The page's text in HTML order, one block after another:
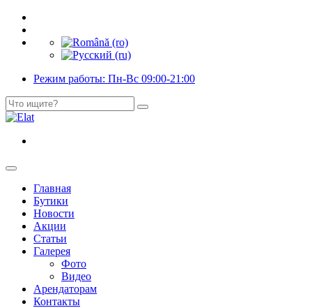
Режим работы: Пн-Вс 09:00-21:00
Главная
Бутики
Новости
Акции
Статьи
Галерея
Фото
Видео
Арендаторам
Контакты